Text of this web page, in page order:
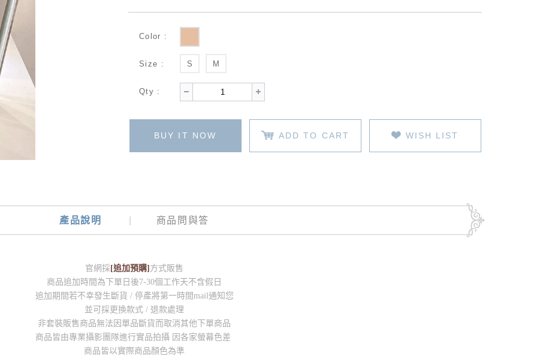
Color :
Size : S M
Qty :
BUY IT NOW ADD TO CART WISH LIST
產品說明 商品問與答
官網採 [追加預購] 方式販售
商品追加時間為下單日後7-30個工作天不含假日
追加期間若不幸發生斷貨 / 停產將第一時間mail通知您
並可採更換款式 / 退款處理
非套裝販售商品無法因單品斷貨而取消其他下單商品
商品皆由專業攝影團隊進行實品拍攝 因各家螢幕色差
商品皆以實際商品顏色為準